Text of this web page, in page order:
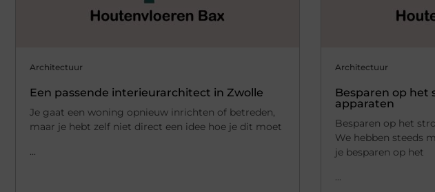
Architectuur
Een passende interieurarchitect in Zwolle
Je gaat een woning opnieuw inrichten of betreden,
maar je hebt zelf niet direct een idee hoe je dit moet
Architectuur
Besparen op het
apparaten
Besparen op het
We hebben steeds
je besparen op het